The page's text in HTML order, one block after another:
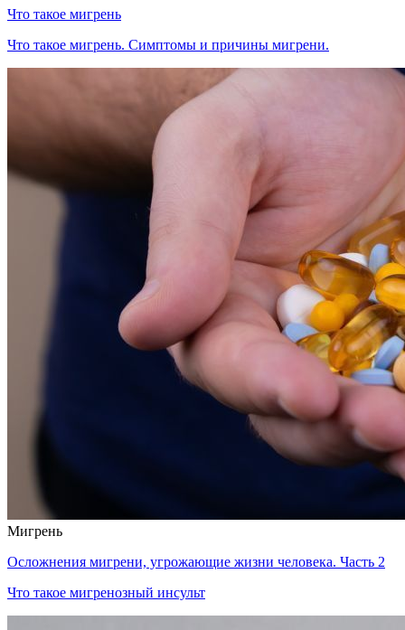
Что такое мигрень
Что такое мигрень. Симптомы и причины мигрени.
Мигрень
Осложнения мигрени, угрожающие жизни человека. Часть 2
Что такое мигренозный инсульт